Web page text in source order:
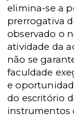
elimina-se a
prerrogativa
observado o
atividade da
não se
faculdade
e
do escritório
instrumentos